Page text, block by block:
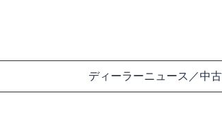
ディーラーニュース／中